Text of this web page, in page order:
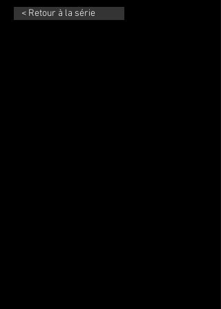
< Retour à la série